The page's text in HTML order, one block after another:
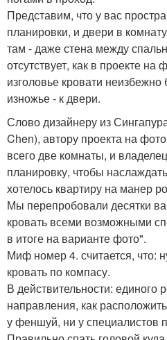
Представим, что у вас
планировки, и двери в
там - даже стена между
отсутствует, как в проекте на
изголовье кровати неизбежно
изножье - к двери.
Слово дизайнеру из
Chen), автору проекта на
всего две комнаты, и
планировку, чтобы
хотелось квартиру на манер
Мы перепробовали десятки
кровать всеми возможными
в итоге на варианте фото".
Миф номер 4. считается, что:
кровать по компасу.
В действительности: единого
направления, как
у феншуй, ни у специалистов